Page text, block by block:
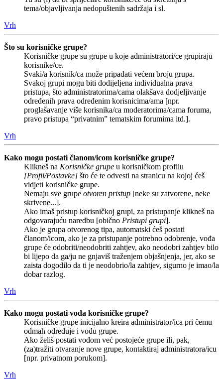
tema/objavljivanja nedopuštenih sadržaja i sl.
Vrh
Što su korisničke grupe?
Korisničke grupe su grupe u koje administratori/ce grupiraju
korisnike/ce.
Svaki/a korisnik/ca može pripadati većem broju grupa.
Svakoj grupi mogu biti dodijeljena individualna prava
pristupa, što administratorima/cama olakšava dodjeljivanje
određenih prava određenim korisnicima/ama [npr.
proglašavanje više korisnika/ca moderatorima/cama foruma,
pravo pristupa “privatnim” tematskim forumima itd.].
Vrh
Kako mogu postati članom/icom korisničke grupe?
Klikneš na Korisničke grupe u korisničkom profilu
[Profil/Postavke] što će te odvesti na stranicu na kojoj ćeš
vidjeti korisničke grupe.
Nemaju sve grupe otvoren pristup [neke su zatvorene, neke
skrivene...].
Ako imaš pristup korisničkoj grupi, za pristupanje klikneš na
odgovarajuću naredbu [obično Pristupi grupi].
Ako je grupa otvorenog tipa, automatski ćeš postati
članom/icom, ako je za pristupanje potrebno odobrenje, vođa
grupe će odobriti/neodobriti zahtjev, ako neodobri zahtjev bilo
bi lijepo da ga/ju ne gnjaviš traženjem objašnjenja, jer, ako se
zaista dogodilo da ti je neodobrio/la zahtjev, sigurno je imao/la
dobar razlog.
Vrh
Kako mogu postati vođa korisničke grupe?
Korisničke grupe inicijalno kreira administrator/ica pri čemu
odmah određuje i vođu grupe.
Ako želiš postati vođom već postojeće grupe ili, pak,
(za)tražiti otvaranje nove grupe, kontaktiraj administratora/icu
[npr. privatnom porukom].
Vrh